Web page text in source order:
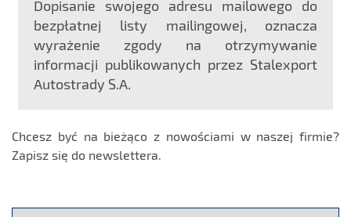
Dopisanie swojego adresu mailowego do
bezpłatnej listy mailingowej, oznacza
wyrażenie zgody na otrzymywanie
informacji publikowanych przez Stalexport
Autostrady S.A.
Chcesz być na bieżąco z nowościami w naszej firmie?
Zapisz się do newslettera.